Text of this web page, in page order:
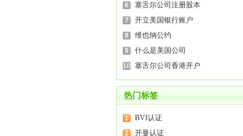
塞舌尔公司注册股本
开立美国银行账户
维也纳公约
什么是美国公司
塞舌尔公司香港开户
热门标签
BVI认证
开曼认证